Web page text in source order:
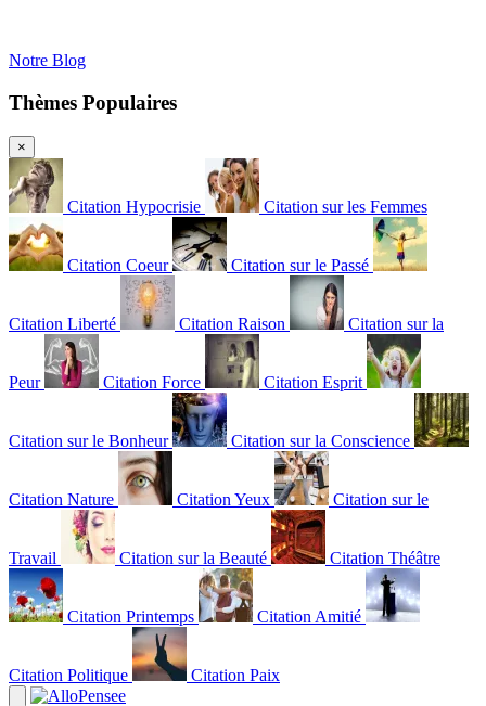
Notre Blog
Thèmes Populaires
×
Citation Hypocrisie Citation sur les Femmes
Citation Coeur Citation sur le Passé
Citation Liberté Citation Raison Citation sur la
Peur Citation Force Citation Esprit
Citation sur le Bonheur Citation sur la Conscience
Citation Nature Citation Yeux Citation sur le
Travail Citation sur la Beauté Citation Théâtre
Citation Printemps Citation Amitié
Citation Politique Citation Paix